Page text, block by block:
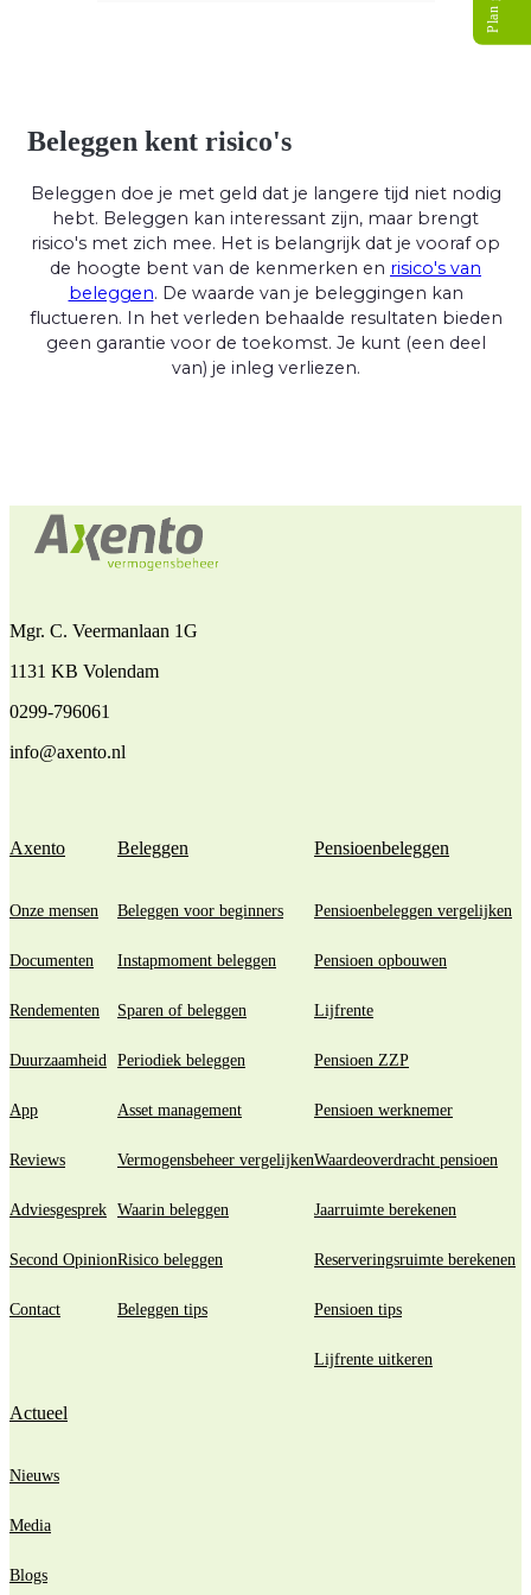
Beleggen kent risico's
Beleggen doe je met geld dat je langere tijd niet nodig
hebt. Beleggen kan interessant zijn, maar brengt
risico's met zich mee. Het is belangrijk dat je vooraf op
de hoogte bent van de kenmerken en risico's van
beleggen. De waarde van je beleggingen kan
fluctueren. In het verleden behaalde resultaten bieden
geen garantie voor de toekomst. Je kunt (een deel
van) je inleg verliezen.
Mgr. C. Veermanlaan 1G
1131 KB Volendam
0299-796061
info@axento.nl
Axento
Onze mensen
Documenten
Rendementen
Duurzaamheid
App
Reviews
Adviesgesprek
Second Opinion
Contact
Beleggen
Beleggen voor beginners
Instapmoment beleggen
Sparen of beleggen
Periodiek beleggen
Asset management
Vermogensbeheer vergelijken
Waarin beleggen
Risico beleggen
Beleggen tips
Pensioenbeleggen
Pensioenbeleggen vergelijken
Pensioen opbouwen
Lijfrente
Pensioen ZZP
Pensioen werknemer
Waardeoverdracht pensioen
Jaarruimte berekenen
Reserveringsruimte berekenen
Pensioen tips
Lijfrente uitkeren
Actueel
Nieuws
Media
Blogs